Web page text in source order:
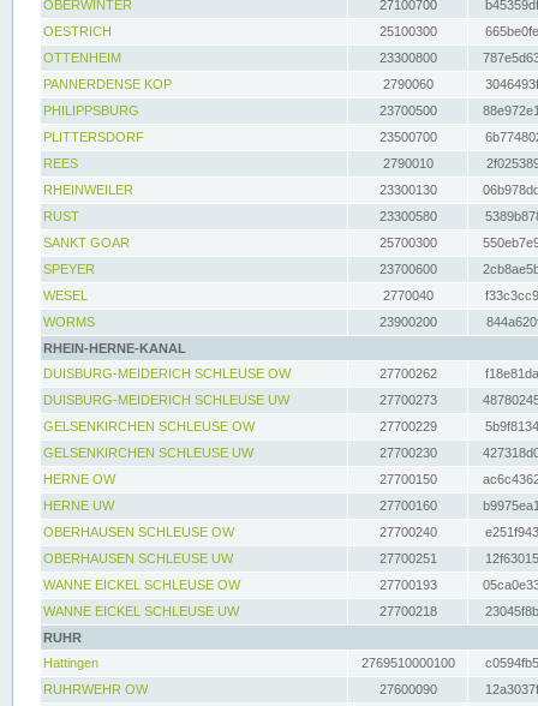
OBERWINTER
27100700
OESTRICH
25100300
OTTENHEIM
23300800
PANNERDENSE KOP
2790060
PHILIPPSBURG
23700500
PLITTERSDORF
23500700
REES
2790010
RHEINWEILER
23300130
RUST
23300580
SANKT GOAR
25700300
SPEYER
23700600
WESEL
2770040
WORMS
23900200
RHEIN-HERNE-KANAL
DUISBURG-MEIDERICH SCHLEUSE OW
27700262
DUISBURG-MEIDERICH SCHLEUSE UW
27700273
GELSENKIRCHEN SCHLEUSE OW
27700229
GELSENKIRCHEN SCHLEUSE UW
27700230
HERNE OW
27700150
HERNE UW
27700160
OBERHAUSEN SCHLEUSE OW
27700240
OBERHAUSEN SCHLEUSE UW
27700251
WANNE EICKEL SCHLEUSE OW
27700193
WANNE EICKEL SCHLEUSE UW
27700218
RUHR
Hattingen
2769510000100
RUHRWEHR OW
27600090